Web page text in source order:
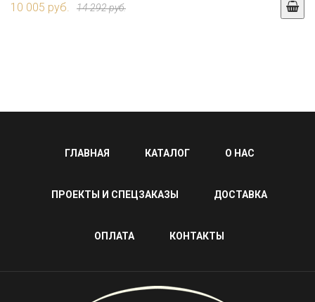
10 005 руб. 14 292 руб.
ГЛАВНАЯ КАТАЛОГ О НАС
ПРОЕКТЫ И СПЕЦЗАКАЗЫ ДОСТАВКА
ОПЛАТА КОНТАКТЫ